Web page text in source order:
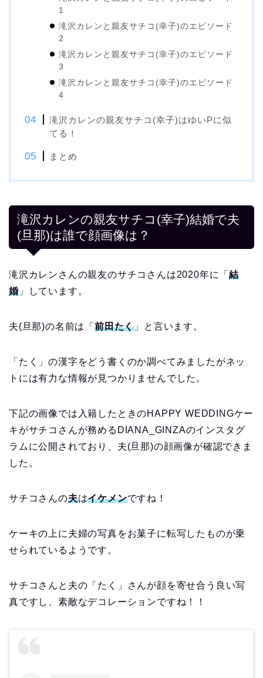
1
滝沢カレンと親友サチコ(幸子)のエピソード
2
滝沢カレンと親友サチコ(幸子)のエピソード
3
滝沢カレンと親友サチコ(幸子)のエピソード
4
滝沢カレンの親友サチコ(幸子)はゆいPに似
てる！
まとめ
滝沢カレンの親友サチコ(幸子)結婚で夫
(旦那)は誰で顔画像は？
滝沢カレンさんの親友のサチコさんは2020年に「結
婚」しています。
夫(旦那)の名前は「 前田たく 」と言います。
「たく」の漢字をどう書くのか調べてみましたがネッ
トには有力な情報が見つかりませんでした。
下記の画像では入籍したときのHAPPY WEDDINGケー
キがサチコさんが務めるDIANA_GINZAのインスタグ
ラムに公開されており、夫(旦那)の顔画像が確認できま
した。
サチコさんの夫はイケメンですね！
ケーキの上に夫婦の写真をお菓子に転写したものが乗
せられているようです。
サチコさんと夫の「たく」さんが顔を寄せ合う良い写
真ですし、素敵なデコレーションですね！！